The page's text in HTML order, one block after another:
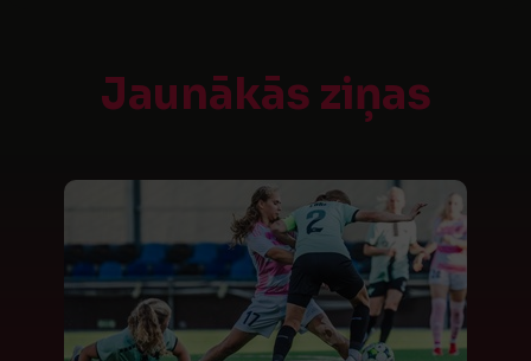
Jaunākās ziņas